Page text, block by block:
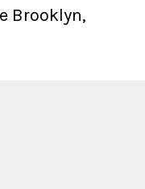
Brooklyn,